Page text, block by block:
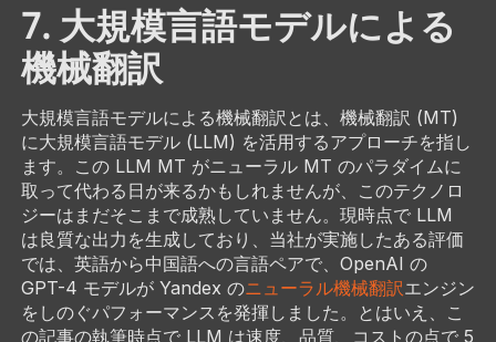
7. 大規模言語モデルによる
機械翻訳
大規模言語モデルによる機械翻訳とは、機械翻訳 (MT)
に大規模言語モデル (LLM) を活用するアプローチを指し
ます。この LLM MT がニューラル MT のパラダイムに
取って代わる日が来るかもしれませんが、このテクノロ
ジーはまだそこまで成熟していません。現時点で LLM
は良質な出力を生成しており、当社が実施したある評価
では、英語から中国語への言語ペアで、OpenAI の
GPT-4 モデルが Yandex のニューラル機械翻訳エンジン
をしのぐパフォーマンスを発揮しました。とはいえ、こ
の記事の執筆時点で LLM は速度、品質、コストの点で 5